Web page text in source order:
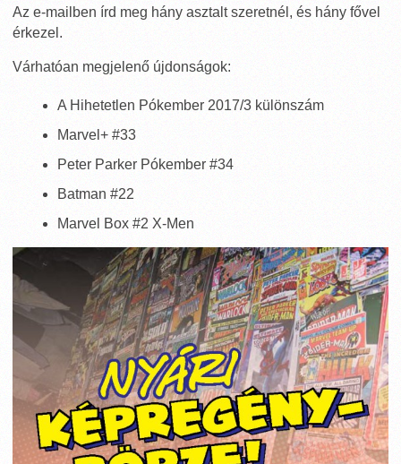
Az e-mailben írd meg hány asztalt szeretnél, és hány fővel
érkezel.
Várhatóan megjelenő újdonságok:
A Hihetetlen Pókember 2017/3 különszám
Marvel+ #33
Peter Parker Pókember #34
Batman #22
Marvel Box #2 X-Men